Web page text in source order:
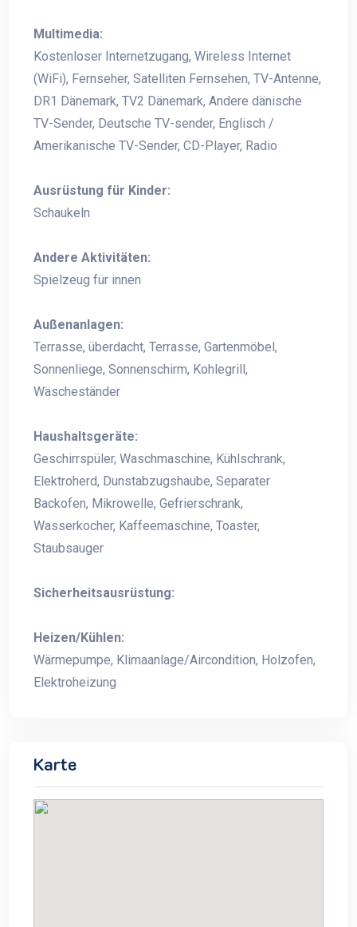
Multimedia:
Kostenloser Internetzugang, Wireless Internet
(WiFi), Fernseher, Satelliten Fernsehen, TV-Antenne,
DR1 Dänemark, TV2 Dänemark, Andere dänische
TV-Sender, Deutsche TV-sender, Englisch /
Amerikanische TV-Sender, CD-Player, Radio
Ausrüstung für Kinder:
Schaukeln
Andere Aktivitäten:
Spielzeug für innen
Außenanlagen:
Terrasse, überdacht, Terrasse, Gartenmöbel,
Sonnenliege, Sonnenschirm, Kohlegrill,
Wäscheständer
Haushaltsgeräte:
Geschirrspüler, Waschmaschine, Kühlschrank,
Elektroherd, Dunstabzugshaube, Separater
Backofen, Mikrowelle, Gefrierschrank,
Wasserkocher, Kaffeemaschine, Toaster,
Staubsauger
Sicherheitsausrüstung:
Heizen/Kühlen:
Wärmepumpe, Klimaanlage/Aircondition, Holzofen,
Elektroheizung
Karte